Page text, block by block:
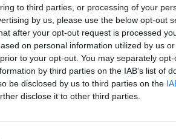
to third parties, or processing of your
by us, please use the below opt-out
after your opt-out request is processed
on personal information utilized by us
to your opt-out. You may separately
by third parties on the IAB’s list of
be disclosed by us to third parties on the
disclose it to other third parties.
zamiast 800+. Nowa propozycja dla
życia
dla seniorów. Policzyliśmy, ile może
od 2200 do 2700 zł